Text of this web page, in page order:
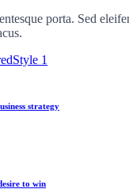
porta. Sed
Style 1
strategy
to win